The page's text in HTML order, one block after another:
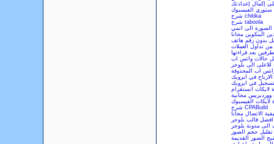
إكمال إعدادتك
ستوري الفيسبوك
شرح chitika
شرح taboola
الصورة الى انمي
البتكوين مجانا
بدون رقم هاتف
من تداول العملات
بعد قراءتها
حالات واتس اب
الى بلوجر
اب المحذوفة
في ايزويك
في ايزويك
لايكات انستقرام
ووردبريس مجانية
لايكات الفيسبوك
شرح CPABuild
الاتصال مجانا
افضل قالب بلوجر
الى مدونة بلوجر
تقليل حجم الصور
الصور القديمة